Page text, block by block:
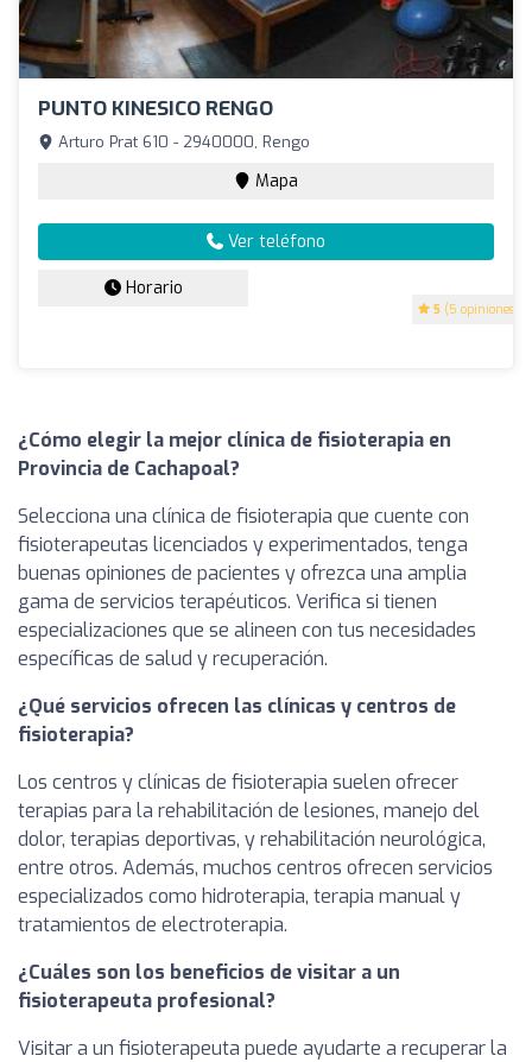
PUNTO KINESICO RENGO
5 (5 opiniones)
Arturo Prat 610 - 2940000, Rengo
Mapa
Ver teléfono
Horario
¿Cómo elegir la mejor clínica de fisioterapia en
Provincia de Cachapoal?
Selecciona una clínica de fisioterapia que cuente con
fisioterapeutas licenciados y experimentados, tenga
buenas opiniones de pacientes y ofrezca una amplia
gama de servicios terapéuticos. Verifica si tienen
especializaciones que se alineen con tus necesidades
específicas de salud y recuperación.
¿Qué servicios ofrecen las clínicas y centros de
fisioterapia?
Los centros y clínicas de fisioterapia suelen ofrecer
terapias para la rehabilitación de lesiones, manejo del
dolor, terapias deportivas, y rehabilitación neurológica,
entre otros. Además, muchos centros ofrecen servicios
especializados como hidroterapia, terapia manual y
tratamientos de electroterapia.
¿Cuáles son los beneficios de visitar a un
fisioterapeuta profesional?
Visitar a un fisioterapeuta puede ayudarte a recuperar la